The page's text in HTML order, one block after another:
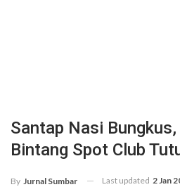
Santap Nasi
Bintang Spot Club
By Jurnal Sumbar Last updated 2 Jan